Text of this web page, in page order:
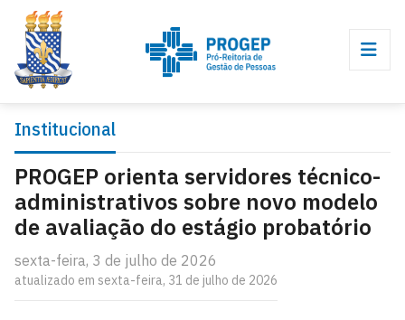
Institucional
PROGEP orienta servidores técnico-
administrativos sobre novo modelo
de avaliação do estágio probatório
sexta-feira, 3 de julho de 2026
atualizado em sexta-feira, 31 de julho de 2026